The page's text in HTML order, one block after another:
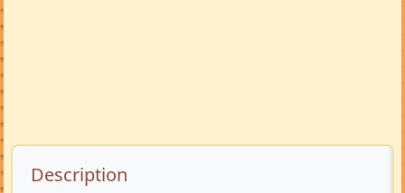
Description de l’annonce
Description